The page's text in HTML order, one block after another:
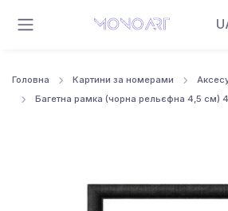
Головна Картини за номерами
Багетна рамка (чорна рельєфна 4,5 см)